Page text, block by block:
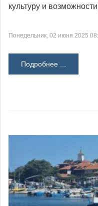
культуру и
Понедельник, 02 июня 2025
Подробнее ...